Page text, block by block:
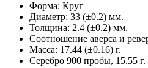
Форма: Круг
Диаметр: 33 (±0.2) мм.
Толщина: 2.4 (±0.2) мм.
Соотношение аверса и
Масса: 17.44 (±0.16) г.
Серебро 900 пробы, 15.55 г.